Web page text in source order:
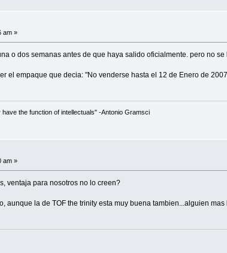
am »
o dos semanas antes de que haya salido oficialmente. pero no
el empaque que decia: "No venderse hasta el 12 de Enero de
the function of intellectuals" -Antonio Gramsci
am »
ventaja para nosotros no lo creen?
aunque la de TOF the trinity esta muy buena tambien...alguien